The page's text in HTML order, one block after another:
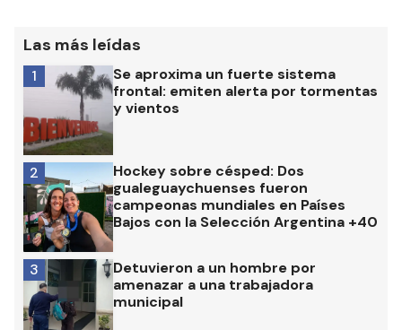
Las más leídas
Se aproxima un fuerte sistema
frontal: emiten alerta por tormentas
y vientos
1
Hockey sobre césped: Dos
gualeguaychuenses fueron
campeonas mundiales en Países
Bajos con la Selección Argentina +40
2
Detuvieron a un hombre por
amenazar a una trabajadora
municipal
3